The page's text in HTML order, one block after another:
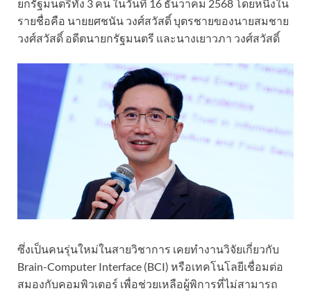
ยกรัฐมนตรีทั้ง 3 คน ในวันที่ 16 ธันวาคม 2568 โดยหนึ่งใน
รายชื่อคือ นายยศชนัน วงศ์สวัสดิ์ บุตรชายของนายสมชาย
วงศ์สวัสดิ์ อดีตนายกรัฐมนตรี และนางเยาวภา วงศ์สวัสดิ์
ซึ่งเป็นคนรุ่นใหม่ในสายวิชาการ เคยทำงานวิจัยเกี่ยวกับ
Brain-Computer Interface (BCI) หรือเทคโนโลยีเชื่อมต่อ
สมองกับคอมพิวเตอร์ เพื่อช่วยเหลือผู้พิการที่ไม่สามารถ